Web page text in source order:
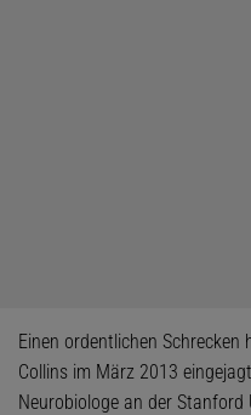
Einen ordentlichen
Collins im März 2013
Neurobiologe an der Stanford